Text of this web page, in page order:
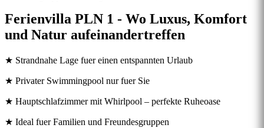
Ferienvilla PLN 1 - Wo Luxus, Komfort
und Natur aufeinandertreffen
★ Strandnahe Lage fuer einen entspannten Urlaub
★ Privater Swimmingpool nur fuer Sie
★ Hauptschlafzimmer mit Whirlpool – perfekte Ruheoase
★ Ideal fuer Familien und Freundesgruppen